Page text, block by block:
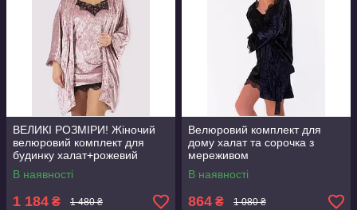
ВЕЛИКІ РОЗМІРИ! Жіночий
велюровий комплект для
будинку халат+рожевий
пеньюар/рожевий
В наявності
1 184 ₴ 1 480 ₴
Велюровий комплект для
дому халат та сорочка з
мереживом
В наявності
864 ₴ 1 080 ₴